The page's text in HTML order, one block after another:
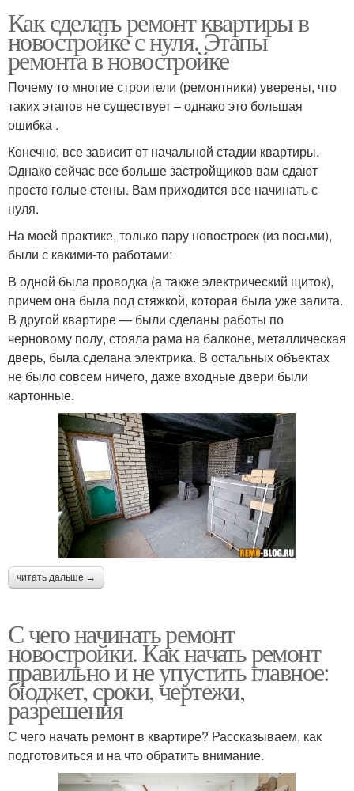
Как сделать ремонт квартиры в
новостройке с нуля. Этапы
ремонта в новостройке
Почему то многие строители (ремонтники) уверены, что
таких этапов не существует – однако это большая
ошибка .
Конечно, все зависит от начальной стадии квартиры.
Однако сейчас все больше застройщиков вам сдают
просто голые стены. Вам приходится все начинать с
нуля.
На моей практике, только пару новостроек (из восьми),
были с какими-то работами:
В одной была проводка (а также электрический щиток),
причем она была под стяжкой, которая была уже залита.
В другой квартире — были сделаны работы по
черновому полу, стояла рама на балконе, металлическая
дверь, была сделана электрика. В остальных объектах
не было совсем ничего, даже входные двери были
картонные.
читать дальше →
С чего начинать ремонт
новостройки. Как начать ремонт
правильно и не упустить главное:
бюджет, сроки, чертежи,
разрешения
С чего начать ремонт в квартире? Рассказываем, как
подготовиться и на что обратить внимание.